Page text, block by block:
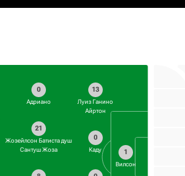
1
Вилсон
13
Луиз Ганино
Айртон
0
Каду
0
Адриано
21
Жозейлсон Батиста душ
Сантуш Жоза